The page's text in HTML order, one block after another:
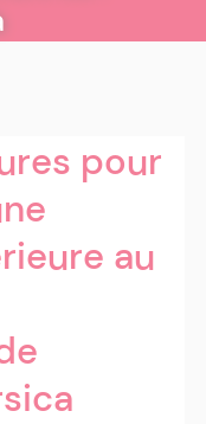
pour
au